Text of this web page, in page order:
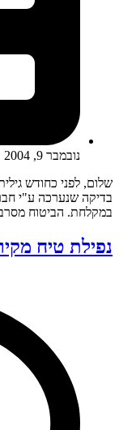
נובמבר 9, 2004
שלום, לפני כחודש
בדיקה שנערכה ע"י
במקלחת. הביטוח
נפילת טיח